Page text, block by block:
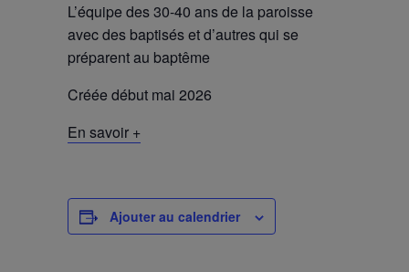
L’équipe des 30-40 ans de la paroisse
avec des baptisés et d’autres qui se
préparent au baptême
Créée début mai 2026
En savoir +
Ajouter au calendrier